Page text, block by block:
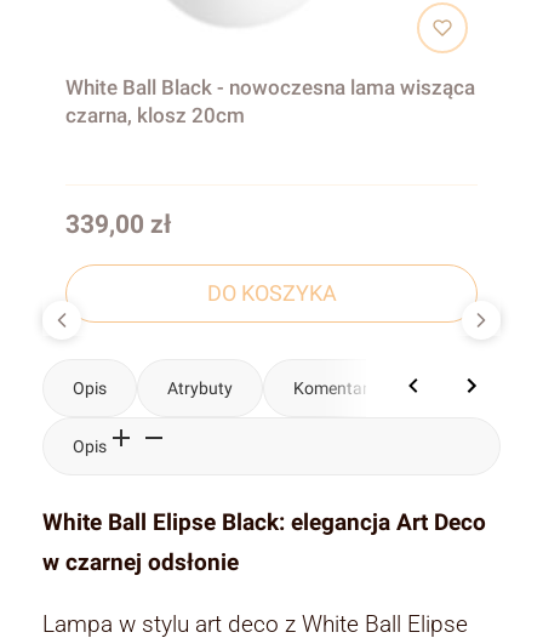
White Ball Black - nowoczesna lama wisząca
czarna, klosz 20cm
Cena
339,00 zł
DO KOSZYKA
Opis Atrybuty Komentarze
Opis
White Ball Elipse Black: elegancja Art Deco
w czarnej odsłonie
Lampa w stylu art deco z White Ball Elipse